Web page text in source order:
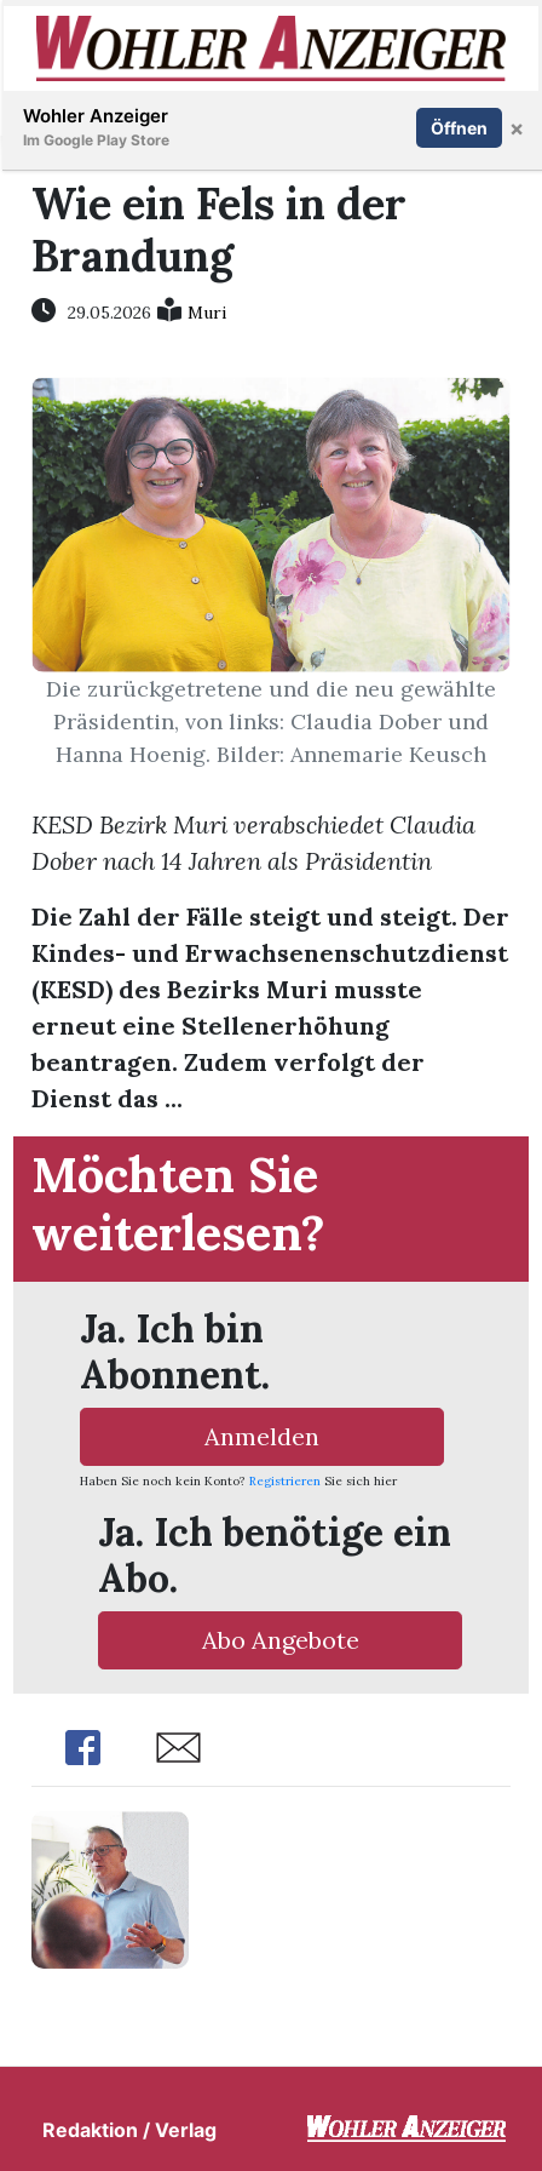
Immobilien
Veranstaltungen
Stellen
E-
Paper
Newsletter
App
Inserieren Abonnieren Anmelden
Wie ein Fels in der
Brandung
29.05.2026 Muri
Die zurückgetretene und die neu gewählte
Präsidentin, von links: Claudia Dober und
Hanna Hoenig. Bilder: Annemarie Keusch
KESD Bezirk Muri verabschiedet Claudia
Dober nach 14 Jahren als Präsidentin
Die Zahl der Fälle steigt und steigt. Der
Kindes- und Erwachsenenschutzdienst
(KESD) des Bezirks Muri musste
erneut eine Stellenerhöhung
beantragen. Zudem verfolgt der
Dienst das ...
Möchten Sie
weiterlesen?
Ja. Ich bin
Abonnent.
Anmelden
Haben Sie noch kein Konto? Registrieren Sie sich hier
Ja. Ich benötige ein
Abo.
Abo Angebote
Share Share
Redaktion / Verlag
Wohler Anzeiger
Im Google Play Store
Öffnen ×